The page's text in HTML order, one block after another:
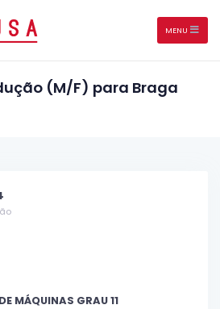
MENU
(M/F) para Braga
MÁQUINAS GRAU 11